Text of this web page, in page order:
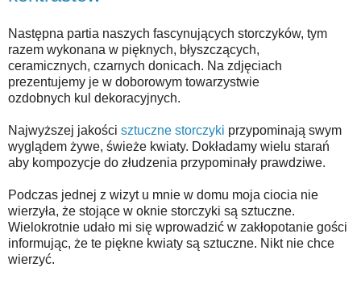
Następna partia naszych fascynujących storczyków, tym
razem wykonana w pięknych, błyszczących,
ceramicznych, czarnych donicach. Na zdjęciach
prezentujemy je w doborowym towarzystwie
ozdobnych kul dekoracyjnych.
Najwyższej jakości sztuczne storczyki przypominają swym
wyglądem żywe, świeże kwiaty. Dokładamy wielu starań
aby kompozycje do złudzenia przypominały prawdziwe.
Podczas jednej z wizyt u mnie w domu moja ciocia nie
wierzyła, że stojące w oknie storczyki są sztuczne.
Wielokrotnie udało mi się wprowadzić w zakłopotanie gości
informując, że te piękne kwiaty są sztuczne. Nikt nie chce
wierzyć.